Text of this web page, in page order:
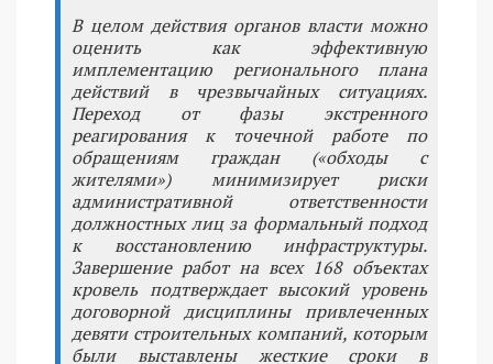
В целом действия органов власти можно
оценить как эффективную
имплементацию регионального плана
действий в чрезвычайных ситуациях.
Переход от фазы экстренного
реагирования к точечной работе по
обращениям граждан («обходы с
жителями») минимизирует риски
административной ответственности
должностных лиц за формальный подход
к восстановлению инфраструктуры.
Завершение работ на всех 168 объектах
кровель подтверждает высокий уровень
договорной дисциплины привлеченных
девяти строительных компаний, которым
были выставлены жесткие сроки в